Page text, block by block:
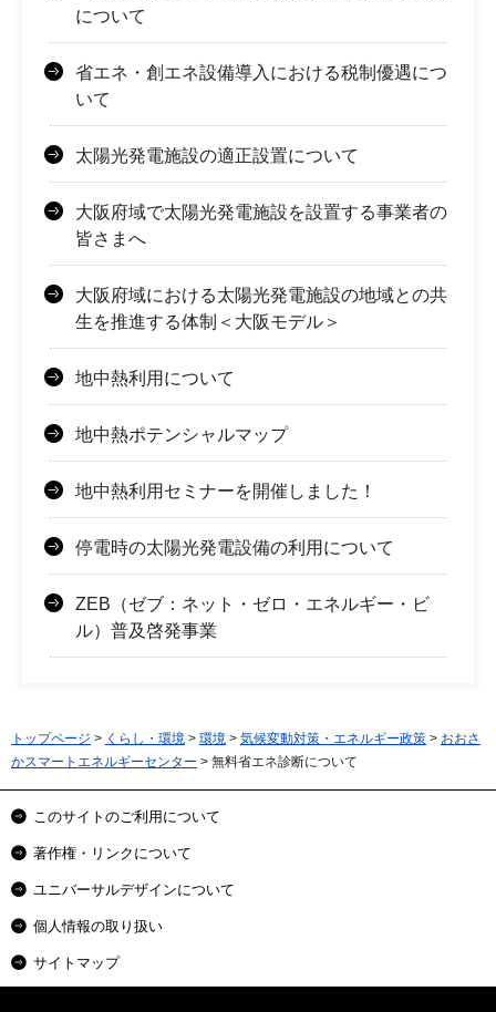
について
省エネ・創エネ設備導入における税制優遇につ
いて
太陽光発電施設の適正設置について
大阪府域で太陽光発電施設を設置する事業者の
皆さまへ
大阪府域における太陽光発電施設の地域との共
生を推進する体制＜大阪モデル＞
地中熱利用について
地中熱ポテンシャルマップ
地中熱利用セミナーを開催しました！
停電時の太陽光発電設備の利用について
ZEB（ゼブ：ネット・ゼロ・エネルギー・ビ
ル）普及啓発事業
トップページ > くらし・環境 > 環境 > 気候変動対策・エネルギー政策 > おおさ
かスマートエネルギーセンター > 無料省エネ診断について
このサイトのご利用について
著作権・リンクについて
ユニバーサルデザインについて
個人情報の取り扱い
サイトマップ